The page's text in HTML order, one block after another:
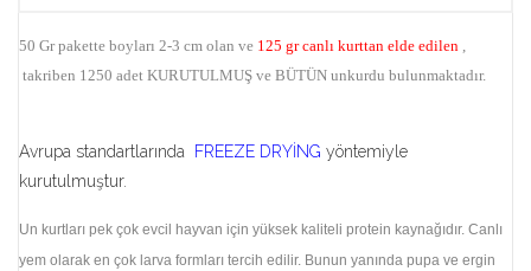
50 Gr pakette boyları 2-3 cm olan ve 125 gr canlı kurttan elde edilen ,
takriben 1250 adet KURUTULMUŞ ve BÜTÜN unkurdu bulunmaktadır.
Avrupa standartlarında FREEZE DRYİNG yöntemiyle
kurutulmuştur.
Un kurtları pek çok evcil hayvan için yüksek kaliteli protein kaynağıdır. Canlı
yem olarak en çok larva formları tercih edilir. Bunun yanında pupa ve ergin